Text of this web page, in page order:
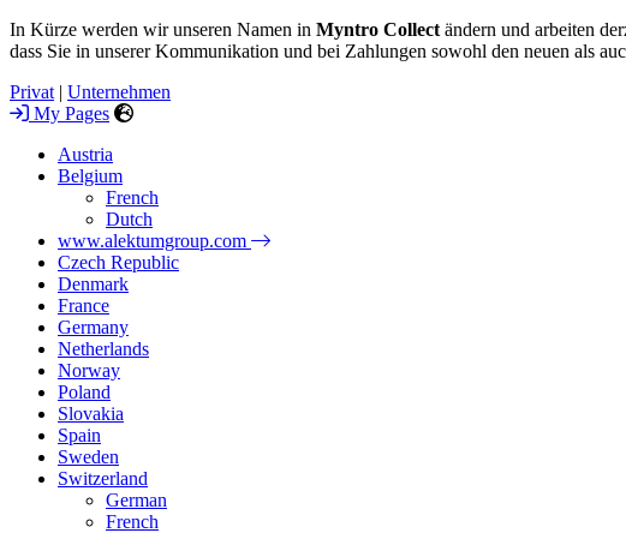
In Kürze werden wir unseren Namen in Myntro Collect ändern und arbeiten
dass Sie in unserer Kommunikation und bei Zahlungen sowohl den neuen als
Privat | Unternehmen
My Pages
Austria
Belgium
French
Dutch
www.alektumgroup.com
Czech Republic
Denmark
France
Germany
Netherlands
Norway
Poland
Slovakia
Spain
Sweden
Switzerland
German
French